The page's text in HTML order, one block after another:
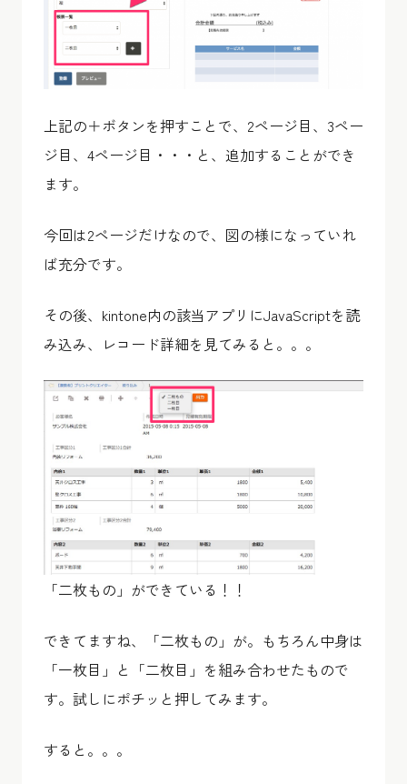
上記の＋ボタンを押すことで、2ページ目、3ペー
ジ目、4ページ目・・・と、追加することができ
ます。
今回は2ページだけなので、図の様になっていれ
ば充分です。
その後、kintone内の該当アプリにJavaScriptを読
み込み、レコード詳細を見てみると。。。
「二枚もの」ができている！！
できてますね、「二枚もの」が。もちろん中身は
「一枚目」と「二枚目」を組み合わせたもので
す。試しにポチッと押してみます。
すると。。。